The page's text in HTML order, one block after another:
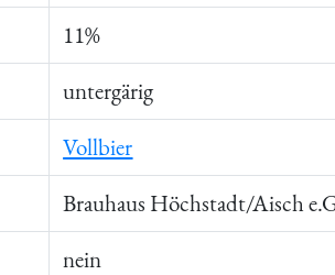
11%
untergärig
Vollbier
Brauhaus Höchstadt/Aisch
nein